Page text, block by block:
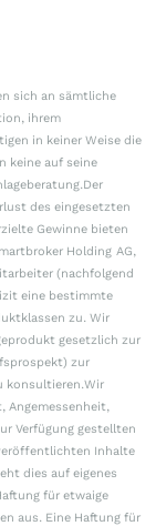
sich an sämtliche
ihrem
in keiner Weise die
keine auf seine
des eingesetzten
Gewinne bieten
Holding AG,
(nachfolgend
eine bestimmte
zu. Wir
gesetzlich zur
zur
konsultieren.Wir
Angemessenheit,
Verfügung gestellten
Inhalte
dies auf eigenes
für etwaige
aus. Eine Haftung für